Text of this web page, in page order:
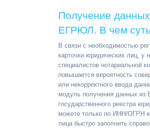
Получение
ЕГРЮЛ. В чем
В связи с необходимостью
карточки юридических лиц, у
специалистов нотариальной
повышается вероятность
или некорректного ввода
модуль получения данных из
государственного реестра
можете только по ИНН/ОГРН
лица быстро заполнить